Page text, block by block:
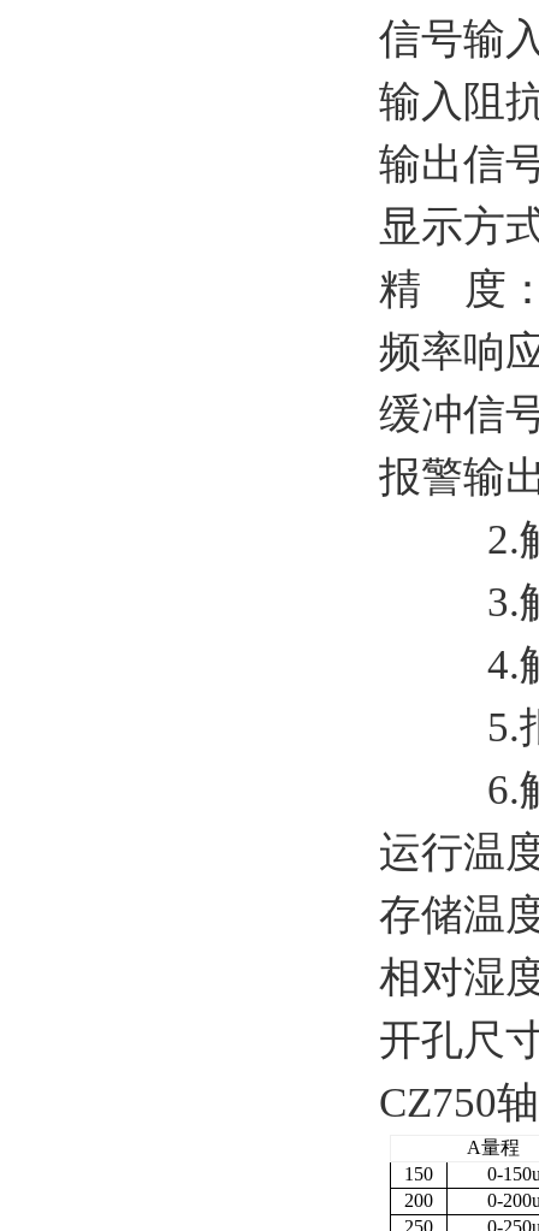
信号输
输入阻
输出信
显示方
精 度：
频率响
缓冲信
报警输
2.触
3.触
4.触
5.报
6.触
运行温
存储温
相对湿
开孔尺
CZ750
A量程
150
0-
200
0-
250
0-